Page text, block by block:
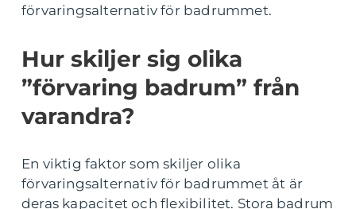
förvaringsalternativ för badrummet.
Hur skiljer sig olika
”förvaring badrum” från
varandra?
En viktig faktor som skiljer olika
förvaringsalternativ för badrummet åt är
deras kapacitet och flexibilitet. Stora badrum